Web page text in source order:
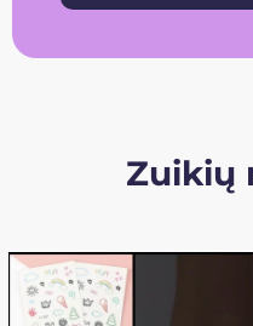
Zuikių